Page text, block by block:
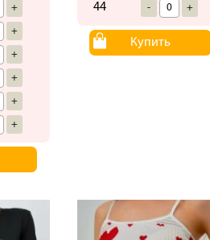
+
+
+
+
+
+
44 - +
Купить